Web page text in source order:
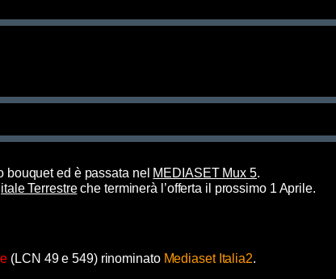
ed è passata nel MEDIASET Mux 5.
Terrestreche terminerà l’offerta il prossimo 1 Aprile.
(LCN 49 e 549) rinominato Mediaset Italia2.